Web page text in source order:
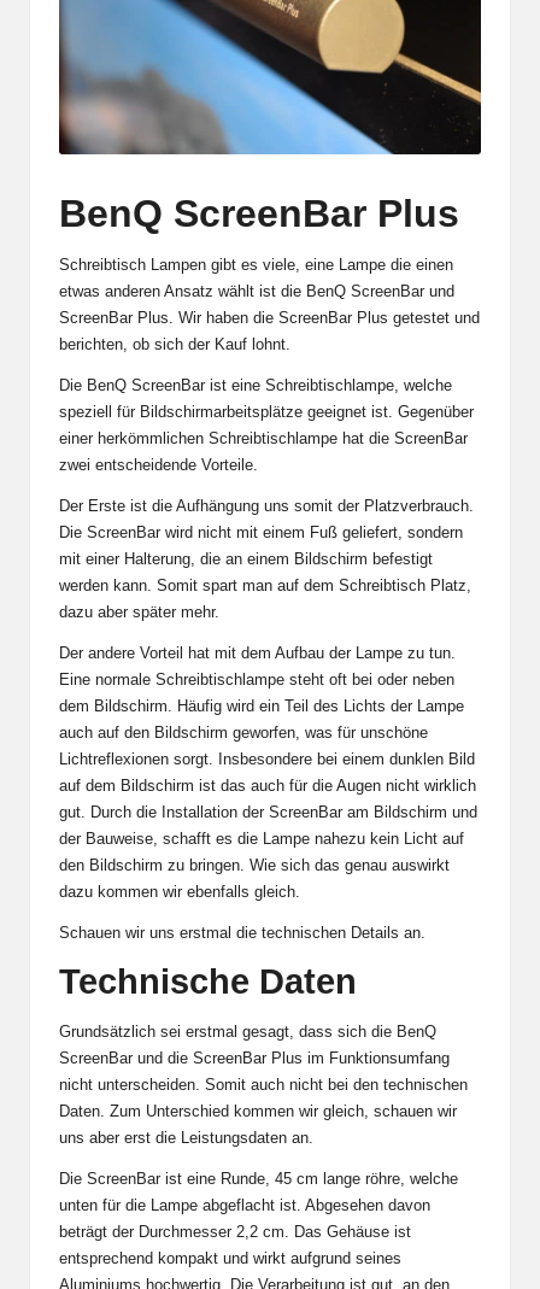
BenQ ScreenBar Plus
Schreibtisch Lampen gibt es viele, eine Lampe die einen
etwas anderen Ansatz wählt ist die BenQ ScreenBar und
ScreenBar Plus. Wir haben die ScreenBar Plus getestet und
berichten, ob sich der Kauf lohnt.
Die BenQ ScreenBar ist eine Schreibtischlampe, welche
speziell für Bildschirmarbeitsplätze geeignet ist. Gegenüber
einer herkömmlichen Schreibtischlampe hat die ScreenBar
zwei entscheidende Vorteile.
Der Erste ist die Aufhängung uns somit der Platzverbrauch.
Die ScreenBar wird nicht mit einem Fuß geliefert, sondern
mit einer Halterung, die an einem Bildschirm befestigt
werden kann. Somit spart man auf dem Schreibtisch Platz,
dazu aber später mehr.
Der andere Vorteil hat mit dem Aufbau der Lampe zu tun.
Eine normale Schreibtischlampe steht oft bei oder neben
dem Bildschirm. Häufig wird ein Teil des Lichts der Lampe
auch auf den Bildschirm geworfen, was für unschöne
Lichtreflexionen sorgt. Insbesondere bei einem dunklen Bild
auf dem Bildschirm ist das auch für die Augen nicht wirklich
gut. Durch die Installation der ScreenBar am Bildschirm und
der Bauweise, schafft es die Lampe nahezu kein Licht auf
den Bildschirm zu bringen. Wie sich das genau auswirkt
dazu kommen wir ebenfalls gleich.
Schauen wir uns erstmal die technischen Details an.
Technische Daten
Grundsätzlich sei erstmal gesagt, dass sich die BenQ
ScreenBar und die ScreenBar Plus im Funktionsumfang
nicht unterscheiden. Somit auch nicht bei den technischen
Daten. Zum Unterschied kommen wir gleich, schauen wir
uns aber erst die Leistungsdaten an.
Die ScreenBar ist eine Runde, 45 cm lange röhre, welche
unten für die Lampe abgeflacht ist. Abgesehen davon
beträgt der Durchmesser 2,2 cm. Das Gehäuse ist
entsprechend kompakt und wirkt aufgrund seines
Aluminiums hochwertig. Die Verarbeitung ist gut, an den